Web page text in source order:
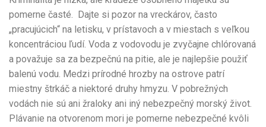
pomerne časté. Dajte si pozor na vreckárov, často
„pracujúcich“ na letisku, v prístavoch a v miestach s veľkou
koncentráciou ľudí. Voda z vodovodu je zvyčajne chlórovaná
a považuje sa za bezpečnú na pitie, ale je najlepšie použiť
balenú vodu. Medzi prírodné hrozby na ostrove patrí
miestny štrkáč a niektoré druhy hmyzu. V pobrežných
vodách nie sú ani žraloky ani iný nebezpečný morský život.
Plávanie na otvorenom mori je pomerne nebezpečné kvôli